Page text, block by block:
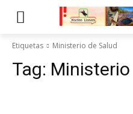
Etiquetas Ministerio de Salud
Tag: